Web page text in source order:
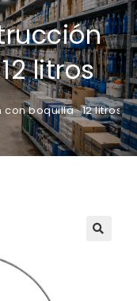
litros
boquilla · 12 litros